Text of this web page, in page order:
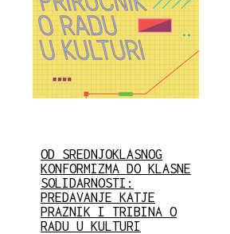
OD SREDNJOKLASNOG
KONFORMIZMA DO KLASNE
SOLIDARNOSTI:
PREDAVANJE KATJE
PRAZNIK I TRIBINA O
RADU U KULTURI